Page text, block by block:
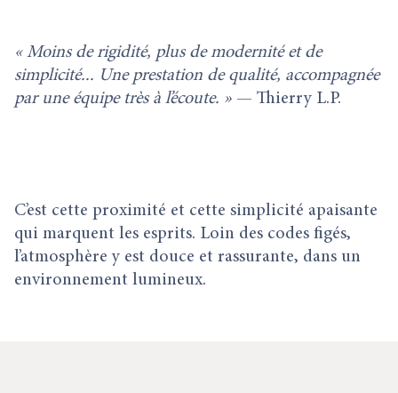
« Moins de rigidité, plus de modernité et de
simplicité... Une prestation de qualité, accompagnée
par une équipe très à l’écoute. » — Thierry L.P.
C’est cette proximité et cette simplicité apaisante
qui marquent les esprits. Loin des codes figés,
l’atmosphère y est douce et rassurante, dans un
environnement lumineux.